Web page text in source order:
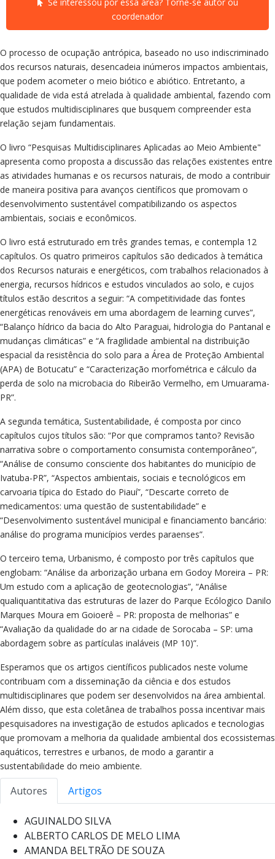
coordenador
O processo de ocupação antrópica, baseado no uso indiscriminado
dos recursos naturais, desencadeia inúmeros impactos ambientais,
que podem acometer o meio biótico e abiótico. Entretanto, a
qualidade de vida está atrelada à qualidade ambiental, fazendo com
que estudos multidisciplinares que busquem compreender esta
relação sejam fundamentais.
O livro “Pesquisas Multidisciplinares Aplicadas ao Meio Ambiente"
apresenta como proposta a discussão das relações existentes entre
as atividades humanas e os recursos naturais, de modo a contribuir
de maneira positiva para avanços científicos que promovam o
desenvolvimento sustentável compatibilizando os aspectos
ambientais, sociais e econômicos.
O livro está estruturado em três grandes temas, e contempla 12
capítulos. Os quatro primeiros capítulos são dedicados à temática
dos Recursos naturais e energéticos, com trabalhos relacionados à
energia, recursos hídricos e estudos vinculados ao solo, e cujos
títulos estão descritos a seguir: “A competitividade das fontes
energéticas renováveis em uma abordagem de learning curves”,
“Balanço hídrico da bacia do Alto Paraguai, hidrologia do Pantanal e
mudanças climáticas” e “A fragilidade ambiental na distribuição
espacial da resistência do solo para a Área de Proteção Ambiental
(APA) de Botucatu” e “Caracterização morfométrica e cálculo da
perda de solo na microbacia do Ribeirão Vermelho, em Umuarama-
PR”.
A segunda temática, Sustentabilidade, é composta por cinco
capítulos cujos títulos são: “Por que compramos tanto? Revisão
narrativa sobre o comportamento consumista contemporâneo”,
“Análise de consumo consciente dos habitantes do município de
Ivatuba-PR”, “Aspectos ambientais, sociais e tecnológicos em
carvoaria típica do Estado do Piauí”, “Descarte correto de
medicamentos: uma questão de sustentabilidade” e
“Desenvolvimento sustentável municipal e financiamento bancário:
análise do programa municípios verdes paraenses”.
O terceiro tema, Urbanismo, é composto por três capítulos que
englobam: “Análise da arborização urbana em Godoy Moreira – PR:
Um estudo com a aplicação de geotecnologias”, “Análise
qualiquantitativa das estruturas de lazer do Parque Ecólogico Danilo
Marques Moura em Goioerê – PR: proposta de melhorias” e
“Avaliação da qualidade do ar na cidade de Sorocaba – SP: uma
abordagem sobre as partículas inaláveis (MP 10)”.
Esperamos que os artigos científicos publicados neste volume
contribuam com a disseminação da ciência e dos estudos
multidisciplinares que podem ser desenvolvidos na área ambiental.
Além disso, que esta coletânea de trabalhos possa incentivar mais
pesquisadores na investigação de estudos aplicados e tecnologias
que promovam a melhoria da qualidade ambiental dos ecossistemas
aquáticos, terrestres e urbanos, de modo a garantir a
sustentabilidade do meio ambiente.
Autores Artigos
AGUINALDO SILVA
ALBERTO CARLOS DE MELO LIMA
AMANDA BELTRÃO DE SOUZA